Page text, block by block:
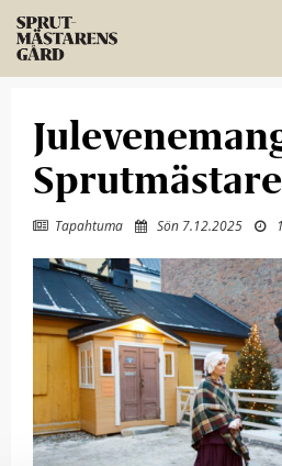
 Tapahtuma  Sön 7.12.2025 